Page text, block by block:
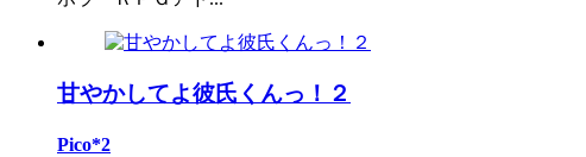
甘やかしてよ彼氏くんっ！２
Pico*2